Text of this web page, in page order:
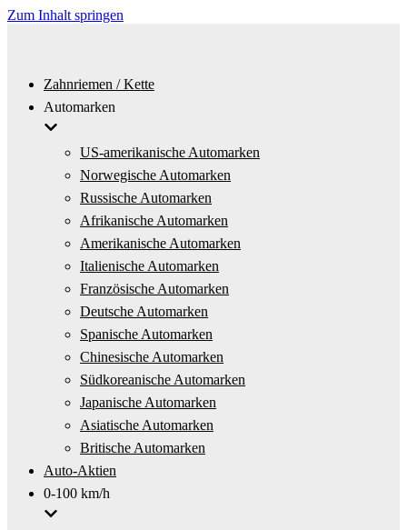
Zum Inhalt springen
Zahnriemen / Kette
Automarken
US-amerikanische Automarken
Norwegische Automarken
Russische Automarken
Afrikanische Automarken
Amerikanische Automarken
Italienische Automarken
Französische Automarken
Deutsche Automarken
Spanische Automarken
Chinesische Automarken
Südkoreanische Automarken
Japanische Automarken
Asiatische Automarken
Britische Automarken
Auto-Aktien
0-100 km/h